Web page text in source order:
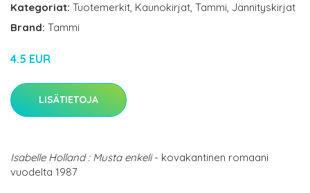
Kategoriat: Tuotemerkit, Kaunokirjat, Tammi, Jännityskirjat
Brand: Tammi
4.5 EUR
LISÄTIETOJA
Isabelle Holland : Musta enkeli- kovakantinen romaani
vuodelta 1987